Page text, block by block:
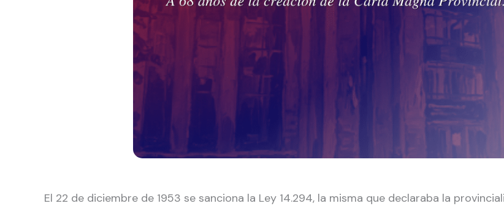
El 22 de diciembre de 1953 se sanciona la Ley 14.294, la misma que declaraba la